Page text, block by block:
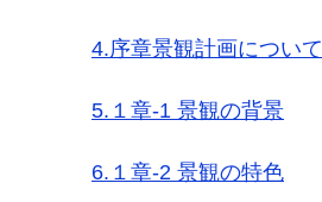
4.序章景観計画について
5.１章-1 景観の背景
6.１章-2 景観の特色